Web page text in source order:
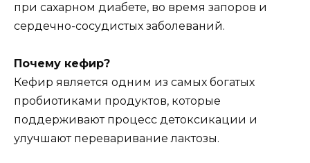
при сахарном диабете, во время запоров и
сердечно-сосудистых заболеваний.
Почему кефир?
Кефир является одним из самых богатых
пробиотиками продуктов, которые
поддерживают процесс детоксикации и
улучшают переваривание лактозы.